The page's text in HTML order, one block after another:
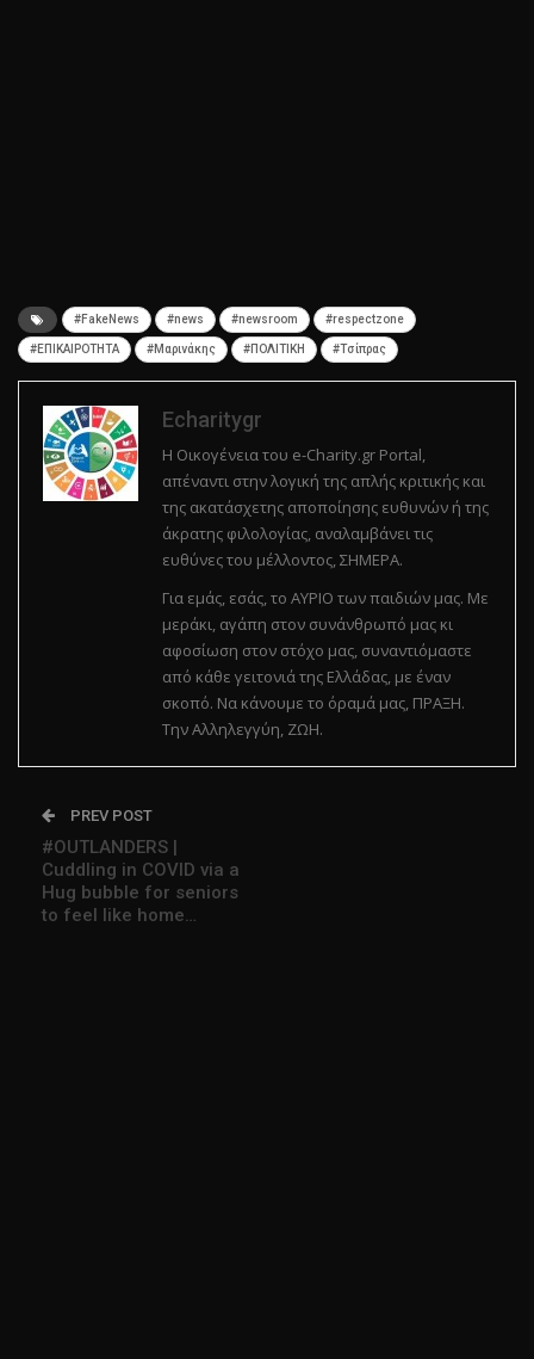
#FakeNews #news #newsroom #respectzone
#ΕΠΙΚΑΙΡΟΤΗΤΑ #Μαρινάκης #ΠΟΛΙΤΙΚΗ #Τσίπρας
Echaritygr
Η Οικογένεια του e-Charity.gr Portal,
απέναντι στην λογική της απλής κριτικής και
της ακατάσχετης αποποίησης ευθυνών ή της
άκρατης φιλολογίας, αναλαμβάνει τις
ευθύνες του μέλλοντος, ΣΗΜΕΡΑ.
Για εμάς, εσάς, το ΑΥΡΙΟ των παιδιών μας. Με
μεράκι, αγάπη στον συνάνθρωπό μας κι
αφοσίωση στον στόχο μας, συναντιόμαστε
από κάθε γειτονιά της Ελλάδας, με έναν
σκοπό. Να κάνουμε το όραμά μας, ΠΡΑΞΗ.
Την Αλληλεγγύη, ΖΩΗ.
PREV POST
#OUTLANDERS |
Cuddling in COVID via a
Hug bubble for seniors
to feel like home…